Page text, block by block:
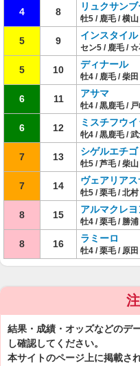
4 8 リュクサン
牡5 / 鹿毛 / 横
5 9 インスタイル
セン5 / 鹿毛 /
5 10 ディナール
牡4 / 鹿毛 / 柴
6 11 アサマ
牡4 / 黒鹿毛 /
6 12 ミスチフウ
牝4 / 黒鹿毛 /
7 13 シゲルエチゴ
牡5 / 芦毛 / 柴
7 14 ヴェアリア
牡5 / 栗毛 / 北
8 15 アルマクレヨ
牡4 / 栗毛 / 勝
8 16 ラミーロ
牡4 / 栗毛 / 原
結果・成績・オッズなどのデ
し確認してください。
本サイトのページ上に掲載さ